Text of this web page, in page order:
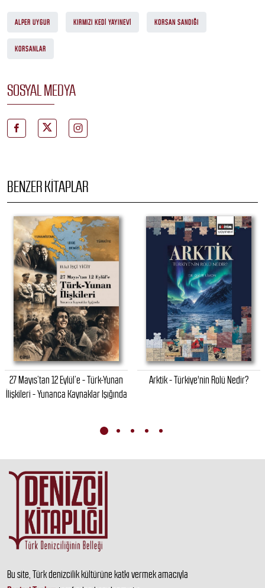
ALPER UYGUR KIRMIZI KEDI YAYINEVI KORSAN SANDIĞI
KORSANLAR
SOSYAL MEDYA
BENZER KITAPLAR
27 Mayıs’tan 12 Eylül’e - Türk-Yunan
İlişkileri - Yunanca Kaynaklar Işığında
Arktik - Türkiye'nin Rolü Nedir?
Bu site, Türk denizcilik kültürüne katkı vermek amacıyla